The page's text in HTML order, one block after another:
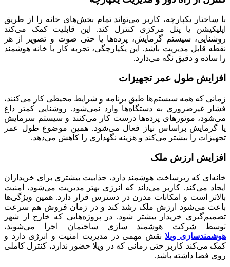
با ساختار یکپارچه، کاربر می‌تواند تمام بخش‌های خانه را از طریق
اپلیکیشن یا پنل مرکزی کنترل کند. این قابلیت کمک می‌کند
روشنایی، سیستم گرمایش، پرده‌ها یا حتی صوت و تصویر از هر
نقطه قابل مدیریت باشد. این یکپارچگی، تجربه کار با خانه هوشمند
را ساده و دقیق نگه می‌دارد.
افزایش طول عمر تجهیزات
زمانی که همه سیستم‌ها طبق برنامه و شرایط محیطی کار می‌کنند،
فشار غیرضروری به دستگاه‌ها وارد نمی‌شود. روشنایی کمتر داغ
می‌شود، موتورهای پرده‌ها درست کار می‌کنند و سیستم سرمایش
یا گرمایش براساس نیاز فعال می‌شود. همین موضوع طول عمر
تجهیزات را بیشتر می‌کند و هزینه نگهداری را کاهش می‌دهد.
افزایش ارزش ملک
خانه‌ای که زیرساخت هوشمند دارد، جذابیت بیشتری برای خریداران
ایجاد می‌کند. کاربر می‌داند که انرژی بهتر مدیریت می‌شود، امنیت
بالاتر است و امکانات مدرن در دسترس قرار دارد. همین ویژگی‌ها
باعث می‌شود ارزش ملک رشد کند و در زمان فروش هم سرعت
تصمیم‌گیری خریدار بیشتر شود. در پروژه‌هایی که خارج از شهر
توسط شرکت هوشمند سازی ساختمان اجرا می‌شوند،
هوشمندسازی ویلانقش مهمی در مدیریت امنیت و انرژی دارد و
کمک می‌کند کاربر حتی زمانی که در ویلا حضور ندارد، کنترل کاملی
روی فضا داشته باشد.